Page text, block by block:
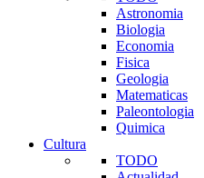
Astronomia
Biologia
Economia
Fisica
Geologia
Matematicas
Paleontologia
Quimica
Cultura
TODO